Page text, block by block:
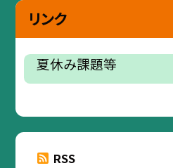
リンク
夏休み課題等
RSS